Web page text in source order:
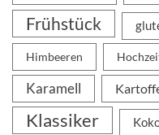
Frühstück
Himbeeren
Karamell
Klassiker